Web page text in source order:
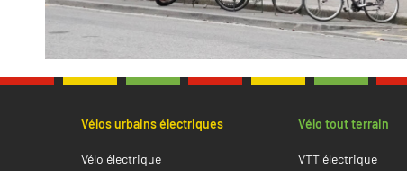
Vélos urbains électriques
Vélo électrique
Vélo tout terrain
VTT électrique